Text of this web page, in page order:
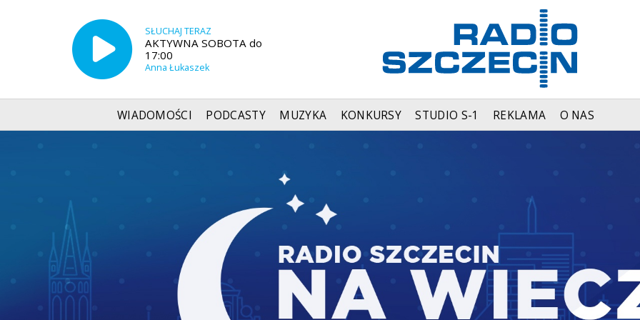
SŁUCHAJ TERAZ
AKTYWNA SOBOTA do
17:00
Anna Łukaszek
WIADOMOŚCI PODCASTY MUZYKA KONKURSY STUDIO S-1 REKLAMA O NAS